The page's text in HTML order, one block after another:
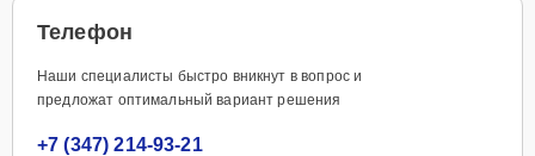
Телефон
Наши специалисты быстро вникнут в вопрос и
предложат оптимальный вариант решения
+7 (347) 214-93-21